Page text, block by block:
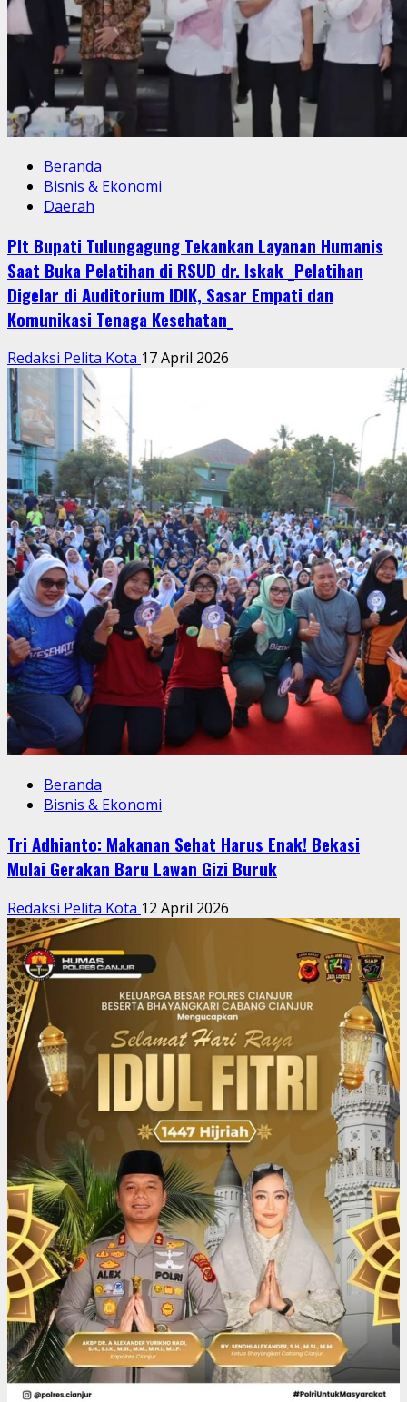
Beranda
Bisnis & Ekonomi
Daerah
Plt Bupati Tulungagung Tekankan Layanan Humanis
Saat Buka Pelatihan di RSUD dr. Iskak _Pelatihan
Digelar di Auditorium IDIK, Sasar Empati dan
Komunikasi Tenaga Kesehatan_
Redaksi Pelita Kota 17 April 2026
Beranda
Bisnis & Ekonomi
Tri Adhianto: Makanan Sehat Harus Enak! Bekasi
Mulai Gerakan Baru Lawan Gizi Buruk
Redaksi Pelita Kota 12 April 2026